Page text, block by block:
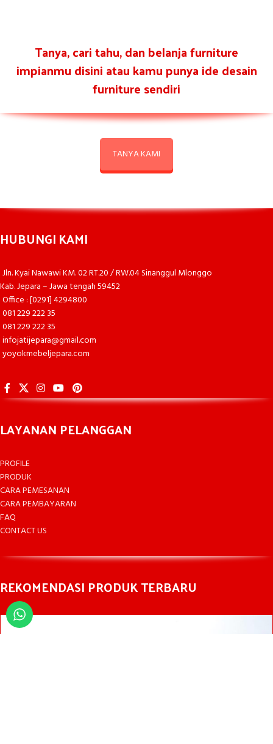
Tanya, cari tahu, dan belanja furniture
impianmu disini atau kamu punya ide desain
furniture sendiri
TANYA KAMI
HUBUNGI KAMI
Jln. Kyai Nawawi KM. 02 RT.20 / RW.04 Sinanggul Mlonggo
Kab. Jepara – Jawa tengah 59452
Office : [0291] 4294800
081 229 222 35
081 229 222 35
infojatijepara@gmail.com
yoyokmebeljepara.com
LAYANAN PELANGGAN
PROFILE
PRODUK
CARA PEMESANAN
CARA PEMBAYARAN
FAQ
CONTACT US
REKOMENDASI PRODUK TERBARU